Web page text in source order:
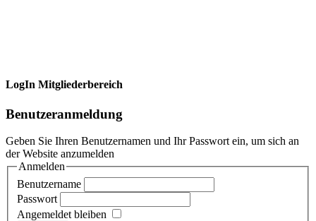
LogIn Mitgliederbereich
Benutzeranmeldung
Geben Sie Ihren Benutzernamen und Ihr Passwort ein, um sich an
der Website anzumelden
Anmelden
Benutzername
Passwort
Angemeldet bleiben